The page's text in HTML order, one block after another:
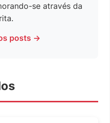
se através da
posts →